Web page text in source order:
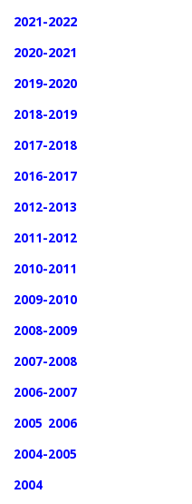
2021-2022
2020-2021
2019-2020
2018-2019
2017-2018
2016-2017
2012-2013
2011-2012
2010-2011
2009-2010
2008-2009
2007-2008
2006-2007
2005 2006
2004-2005
2004